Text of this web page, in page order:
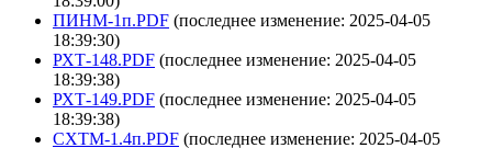
ПИНМ-1п.PDF (последнее изменение: 2025-04-05
18:39:30)
РХТ-148.PDF (последнее изменение: 2025-04-05
18:39:38)
РХТ-149.PDF (последнее изменение: 2025-04-05
18:39:38)
СХТМ-1.4п.PDF (последнее изменение: 2025-04-05